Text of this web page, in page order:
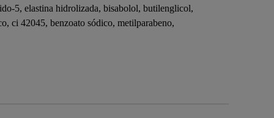
5, elastina hidrolizada, bisabolol, butilenglicol,
ci 42045, benzoato sódico, metilparabeno,